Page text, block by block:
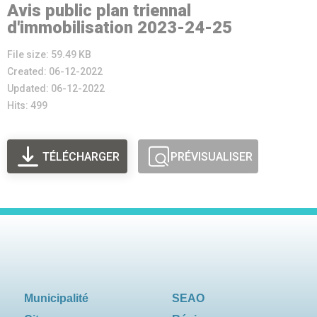
Avis public plan triennal
d'immobilisation 2023-24-25
File size: 59.49 KB
Created: 06-12-2022
Updated: 06-12-2022
Hits: 499
TÉLÉCHARGER PRÉVISUALISER
Municipalité
SEAO